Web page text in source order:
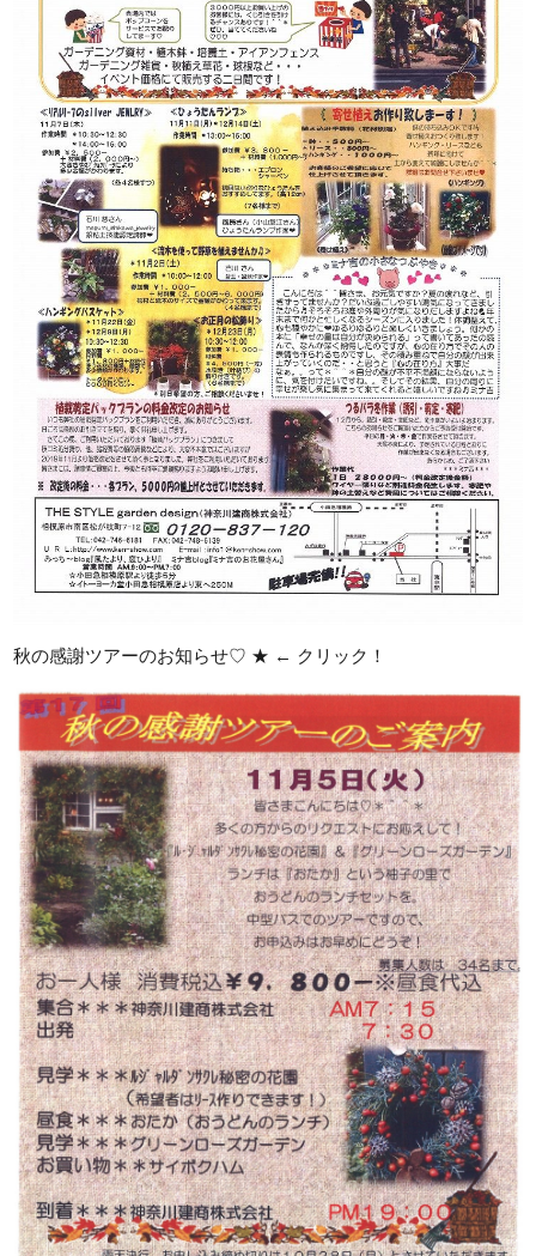
秋の感謝ツアーのお知らせ♡ ★ ← クリック！